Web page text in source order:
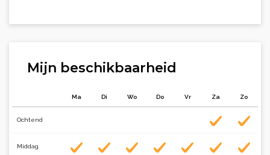
Mijn beschikbaarheid
Ma Di Wo Do Vr Za Zo
Ochtend
Middag